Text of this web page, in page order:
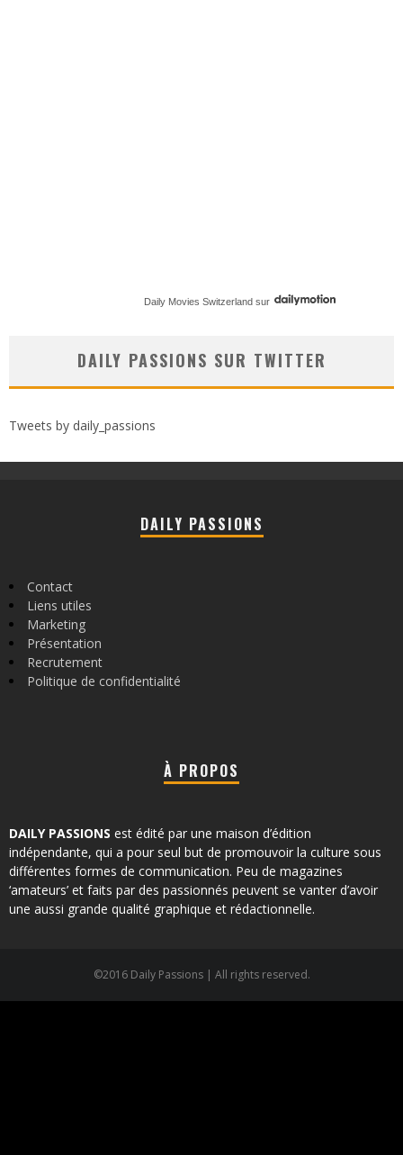
Daily Movies Switzerland sur
DAILY PASSIONS SUR TWITTER
Tweets by daily_passions
DAILY PASSIONS
Contact
Liens utiles
Marketing
Présentation
Recrutement
Politique de confidentialité
À PROPOS
DAILY PASSIONS est édité par une maison d’édition
indépendante, qui a pour seul but de promouvoir la culture sous
différentes formes de communication. Peu de magazines
‘amateurs’ et faits par des passionnés peuvent se vanter d’avoir
une aussi grande qualité graphique et rédactionnelle.
©2016 Daily Passions | All rights reserved.